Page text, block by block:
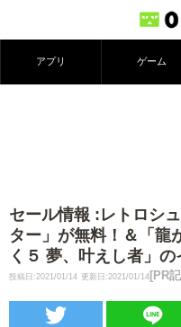
アプリ ゲーム
セール情報 :レトロシ
ター」が無料！＆「龍
く５ 夢、叶えし者」の
投稿日:2021/01/14 更新日:2021/01/14 [PR